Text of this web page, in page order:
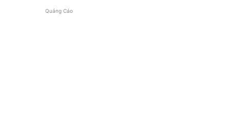
Quảng Cáo